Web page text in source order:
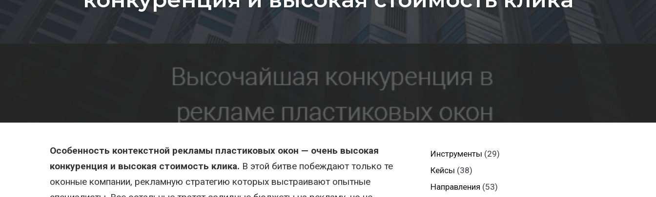
Особенность контекстной рекламы пластиковых окон — очень высокая
конкуренция и высокая стоимость клика. В этой битве побеждают только те
оконные компании, рекламную стратегию которых выстраивают опытные
Инструменты (29)
Кейсы (38)
Направления (53)